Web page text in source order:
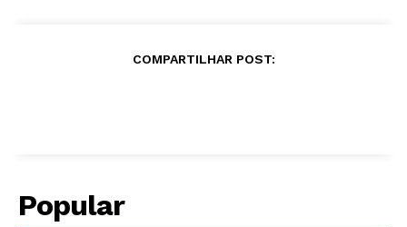
COMPARTILHAR POST:
Popular